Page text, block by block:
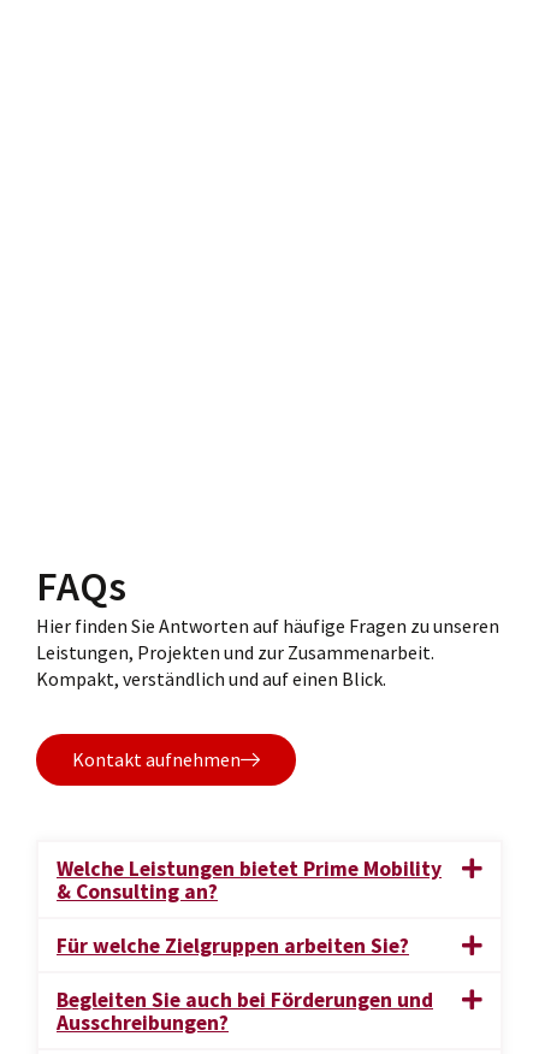
FAQs
Hier finden Sie Antworten auf häufige Fragen zu unseren
Leistungen, Projekten und zur Zusammenarbeit.
Kompakt, verständlich und auf einen Blick.
Kontakt aufnehmen
Welche Leistungen bietet Prime Mobility
& Consulting an?
Für welche Zielgruppen arbeiten Sie?
Begleiten Sie auch bei Förderungen und
Ausschreibungen?